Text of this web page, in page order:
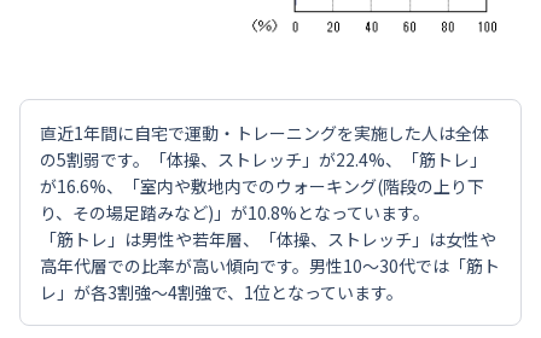
直近1年間に自宅で運動・トレーニングを実施した人は全体
の5割弱です。「体操、ストレッチ」が22.4%、「筋トレ」
が16.6%、「室内や敷地内でのウォーキング(階段の上り下
り、その場足踏みなど)」が10.8%となっています。
「筋トレ」は男性や若年層、「体操、ストレッチ」は女性や
高年代層での比率が高い傾向です。男性10～30代では「筋ト
レ」が各3割強～4割強で、1位となっています。